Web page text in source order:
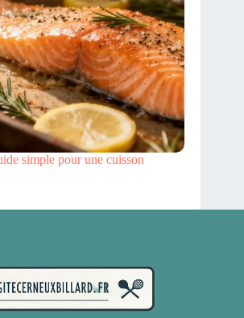
simple pour une cuisson